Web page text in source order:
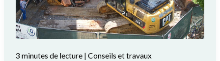
3 minutes de lecture| Conseils et travaux